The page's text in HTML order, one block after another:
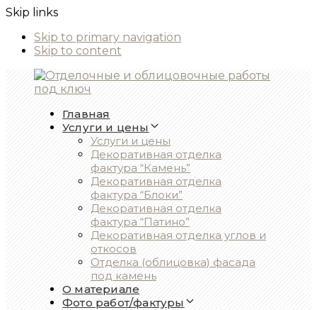
Skip links
Skip to primary navigation
Skip to content
Главная
Услуги и цены
Услуги и цены
Декоративная отделка
фактура “Камень”
Декоративная отделка
фактура “Блоки”
Декоративная отделка
фактура “Патино”
Декоративная отделка углов и
откосов
Отделка (облицовка) фасада
под камень
О материале
Фото работ/фактуры